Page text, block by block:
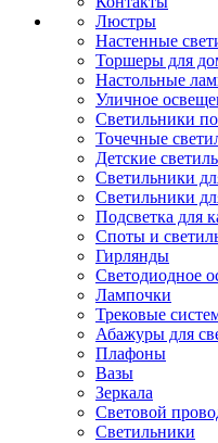
Люстры
Настенные
Торшеры для
Настольные
Уличное
Светильники
Точечные
Детские
Светильники
Светильники
Подсветка для
Споты и
Гирлянды
Светодиодное
Лампочки
Трековые
Абажуры для
Плафоны
Вазы
Зеркала
Световой
Светильники